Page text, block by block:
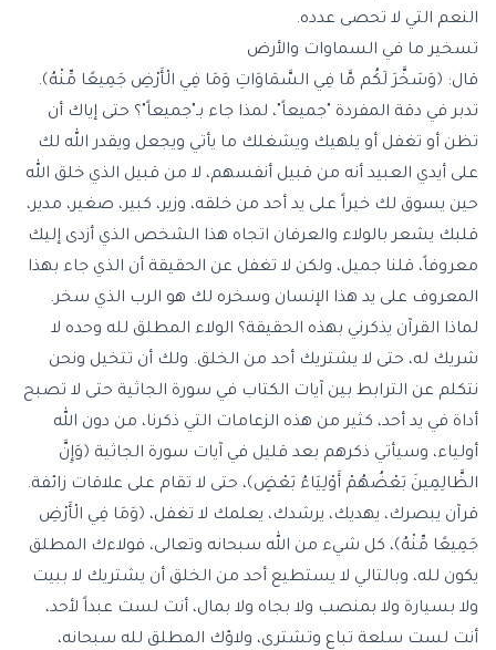
النعم التي لا تحصى عدده.
تسخير ما في السماوات والأرض
قال: ﴿وَسَخَّرَ لَكُم مَّا فِي السَّمَاوَاتِ وَمَا فِي الْأَرْضِ جَمِيعًا مِّنْهُ﴾.
تدبر في دقة المفردة "جميعاً"، لمذا جاء بـ"جميعاً"؟ حتى إياك أن
تظن أو تغفل أو يلهيك ويشغلك ما يأتي ويجعل ويقدر الله لك
على أيدي العبيد أنه من قبيل أنفسهم، لا من قبيل الذي خلق الله
حين يسوق لك خيراً على يد أحد من خلقه، وزير، كبير، صغير، مدير،
قلبك يشعر بالولاء والعرفان اتجاه هذا الشخص الذي أزدى إليك
معروفاً، قلنا جميل، ولكن لا تغفل عن الحقيقة أن الذي جاء بهذا
المعروف على يد هذا الإنسان وسخره لك هو الرب الذي سخر.
لماذا القرآن يذكرني بهذه الحقيقة؟ الولاء المطلق لله وحده لا
شريك له، حتى لا يشتريك أحد من الخلق. ولك أن تتخيل ونحن
نتكلم عن الترابط بين آيات الكتاب في سورة الجاثية حتى لا تصبح
أداة في يد أحد، كثير من هذه الزعامات التي ذكرنا، من دون الله
أولياء، وسيأتي ذكرهم بعد قليل في آيات سورة الجاثية ﴿وَإِنَّ
الظَّالِمِينَ بَعْضُهُمْ أَوْلِيَاءُ بَعْضٍ﴾، حتى لا تقام على علاقات زائفة.
قرآن يبصرك، يهديك، يرشدك، يعلمك لا تغفل، ﴿وَمَا فِي الْأَرْضِ
جَمِيعًا مِّنْهُ﴾، كل شيء من الله سبحانه وتعالى، فولاءك المطلق
يكون لله، وبالتالي لا يستطيع أحد من الخلق أن يشتريك لا ببيت
ولا بسيارة ولا بمنصب ولا بجاه ولا بمال، أنت لست عبداً لأحد،
أنت لست سلعة تباع وتشترى، ولاؤك المطلق لله سبحانه،